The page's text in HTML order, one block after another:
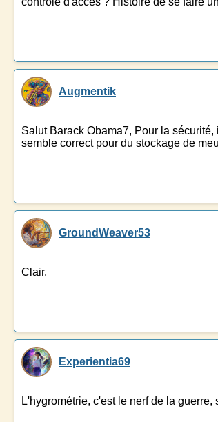
Augmentik
Salut Barack Obama7, Pour la
semble correct pour du stockage de
GroundWeaver53
Clair.
Experientia69
L'hygrométrie, c'est le nerf de la